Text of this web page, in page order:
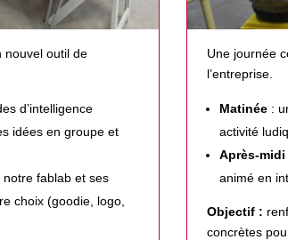
nouvel outil de
d’intelligence
idées en groupe et
fablab et ses
choix (goodie, logo,
Une journée
l’entreprise.
Matinée :
activité
Après-midi
animé en
Objectif :
concrètes